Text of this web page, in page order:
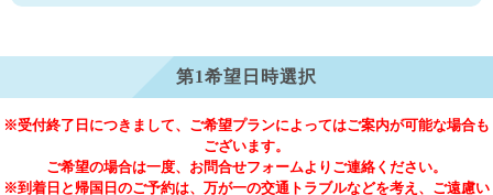
第1希望日時選択
※受付終了日につきまして、ご希望プランによってはご案内が可能な場合も
ございます。
ご希望の場合は一度、お問合せフォームよりご連絡ください。
※到着日と帰国日のご予約は、万が一の交通トラブルなどを考え、ご遠慮い